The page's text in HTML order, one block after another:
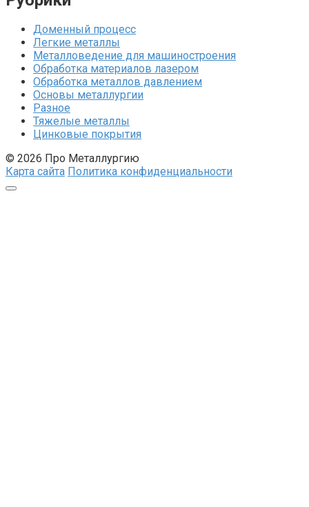
Доменный процесс
Легкие металлы
Металловедение для машиностроения
Обработка материалов лазером
Обработка металлов давлением
Основы металлургии
Разное
Тяжелые металлы
Цинковые покрытия
© 2026 Про Металлургию
Карта сайта Политика конфиденциальности